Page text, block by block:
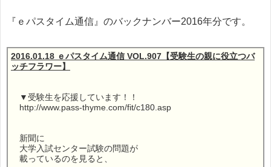
『ｅパスタイム通信』のバックナンバー2016年分です。
2016.01.18 ｅパスタイム通信 VOL.907【受験生の親に役立つバ
ッチフラワー】
▼受験生を応援しています！！
http://www.pass-thyme.com/fit/c180.asp
新聞に
大学入試センター試験の問題が
載っているのを見ると、